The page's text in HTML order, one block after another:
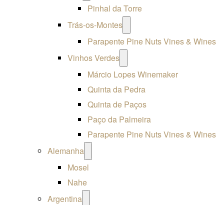
menu
Pinhal da Torre
Trás-os-Montes
menu
Parapente Pine Nuts Vines & Wines
Vinhos Verdes
menu
Márcio Lopes Winemaker
Quinta da Pedra
Quinta de Paços
Paço da Palmeira
Parapente Pine Nuts Vines & Wines
Alemanha
menu
Mosel
Nahe
Argentina